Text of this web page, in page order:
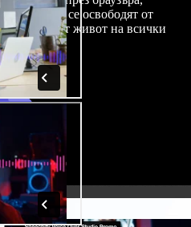
могат да се освободят от
да вдъхнат живот на всички